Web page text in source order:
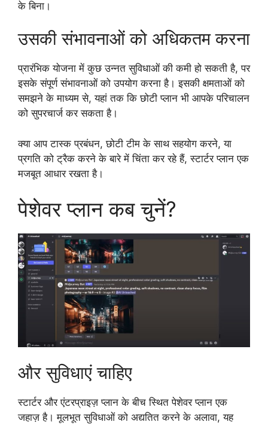
के बिना।
उसकी संभावनाओं को अधिकतम करना
प्रारंभिक योजना में कुछ उन्नत सुविधाओं की कमी हो सकती है, पर
इसके संपूर्ण संभावनाओं को उपयोग करना है। इसकी क्षमताओं को
समझने के माध्यम से, यहां तक ​​कि छोटी प्लान भी आपके परिचालन
को सुपरचार्ज कर सकता है।
क्या आप टास्क प्रबंधन, छोटी टीम के साथ सहयोग करने, या
प्रगति को ट्रैक करने के बारे में चिंता कर रहे हैं, स्टार्टर प्लान एक
मजबूत आधार रखता है।
पेशेवर प्लान कब चुनें?
और सुविधाएं चाहिए
स्टार्टर और एंटरप्राइज़ प्लान के बीच स्थित पेशेवर प्लान एक
जहाज़ है। मूलभूत सुविधाओं को अद्यतित करने के अलावा, यह